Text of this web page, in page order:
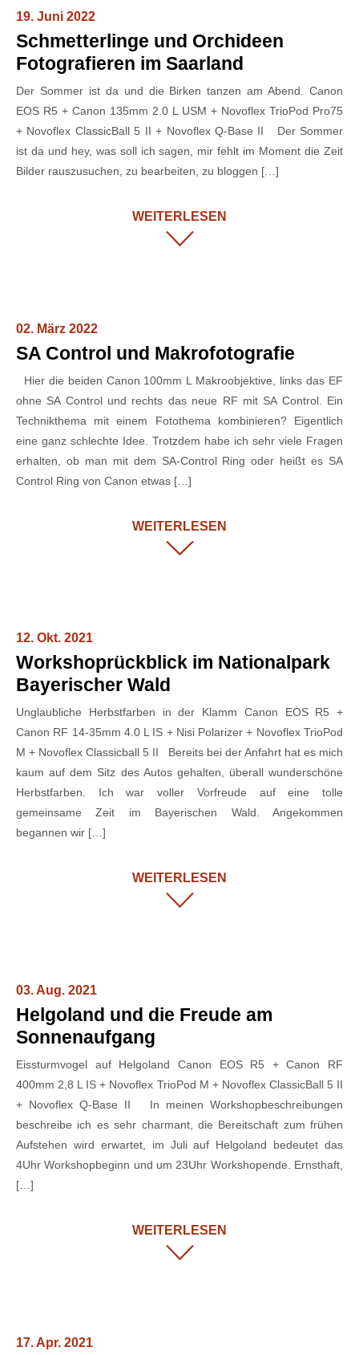
19. Juni 2022
Schmetterlinge und Orchideen
Fotografieren im Saarland
Der Sommer ist da und die Birken tanzen am Abend. Canon
EOS R5 + Canon 135mm 2.0 L USM + Novoflex TrioPod Pro75
+ Novoflex ClassicBall 5 II + Novoflex Q-Base II Der Sommer
ist da und hey, was soll ich sagen, mir fehlt im Moment die Zeit
Bilder rauszusuchen, zu bearbeiten, zu bloggen […]
WEITERLESEN
02. März 2022
SA Control und Makrofotografie
Hier die beiden Canon 100mm L Makroobjektive, links das EF
ohne SA Control und rechts das neue RF mit SA Control. Ein
Technikthema mit einem Fotothema kombinieren? Eigentlich
eine ganz schlechte Idee. Trotzdem habe ich sehr viele Fragen
erhalten, ob man mit dem SA-Control Ring oder heißt es SA
Control Ring von Canon etwas […]
WEITERLESEN
12. Okt. 2021
Workshoprückblick im Nationalpark
Bayerischer Wald
Unglaubliche Herbstfarben in der Klamm Canon EOS R5 +
Canon RF 14-35mm 4.0 L IS + Nisi Polarizer + Novoflex TrioPod
M + Novoflex Classicball 5 II Bereits bei der Anfahrt hat es mich
kaum auf dem Sitz des Autos gehalten, überall wunderschöne
Herbstfarben. Ich war voller Vorfreude auf eine tolle
gemeinsame Zeit im Bayerischen Wald. Angekommen
begannen wir […]
WEITERLESEN
03. Aug. 2021
Helgoland und die Freude am
Sonnenaufgang
Eissturmvogel auf Helgoland Canon EOS R5 + Canon RF
400mm 2,8 L IS + Novoflex TrioPod M + Novoflex ClassicBall 5 II
+ Novoflex Q-Base II In meinen Workshopbeschreibungen
beschreibe ich es sehr charmant, die Bereitschaft zum frühen
Aufstehen wird erwartet, im Juli auf Helgoland bedeutet das
4Uhr Workshopbeginn und um 23Uhr Workshopende. Ernsthaft,
[…]
WEITERLESEN
17. Apr. 2021